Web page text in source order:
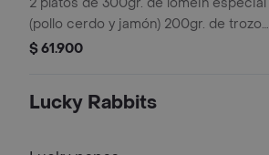
(pollo cerdo y jamón) 200gr. de trozos
de pollocerdo en salsa agridulce y
$ 61.900
Lucky Rabbits